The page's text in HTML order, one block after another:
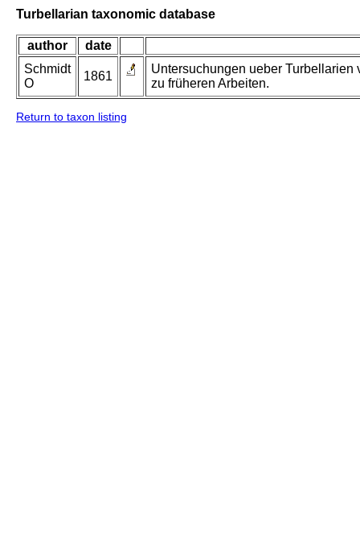
Turbellarian taxonomic database
author
date
Schmidt
O
1861
Untersuchungen ueber
zu früheren Arbeiten.
Return to taxon listing